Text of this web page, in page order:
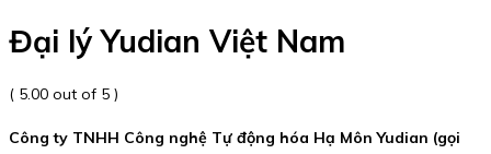
Đại lý Yudian Việt Nam
( 5.00 out of 5 )
Công ty TNHH Công nghệ Tự động hóa Hạ Môn Yudian (gọi